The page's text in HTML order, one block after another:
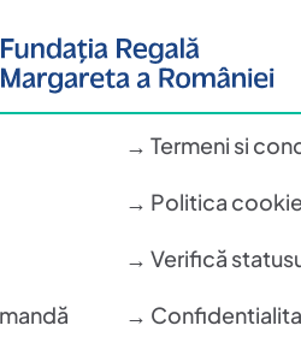
→ Termeni si
→ Politica
→ Verifică
→